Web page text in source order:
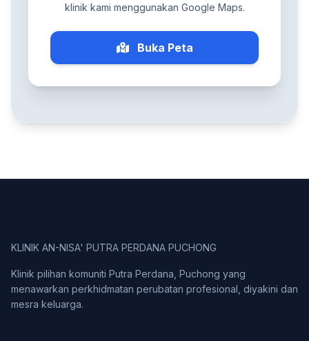
klinik kami menggunakan Google Maps.
Buka Peta
KLINIK AN-NISA' PUTRA PERDANA PUCHONG
Klinik pilihan komuniti Putra Perdana, Puchong yang
menawarkan perkhidmatan perubatan profesional, diyakini dan
mesra keluarga.